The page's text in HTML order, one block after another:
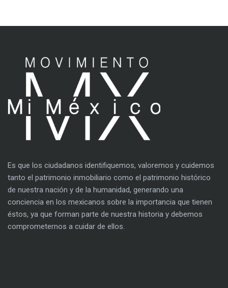
Es que los ciudadanos identifiquemos, valoremos y cuidemos
tanto el patrimonio inmobiliario como el patrimonio histórico
de nuestra nación y de la humanidad, generando una
conciencia en los mexicanos sobre la importancia que tienen
éstos, ya que forman parte de nuestra historia y debemos
comprometernos a cuidar de ellos.